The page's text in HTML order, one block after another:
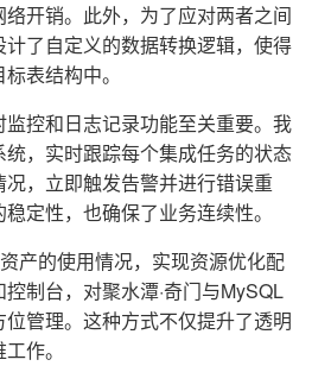
开销。此外，为了应对两者之间
了自定义的数据转换逻辑，使得
表结构中。
控和日志记录功能至关重要。我
，实时跟踪每个集成任务的状态
，立即触发告警并进行错误重
定性，也确保了业务连续性。
产的使用情况，实现资源优化配
制台，对聚水潭·奇门与MySQL
管理。这种方式不仅提升了透明
作。